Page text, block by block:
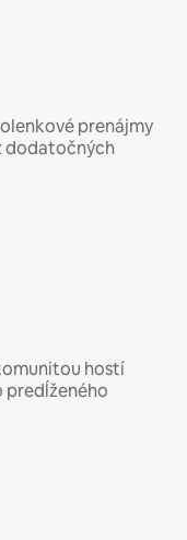
prenájmy
dodatočných
hostí
predĺženého